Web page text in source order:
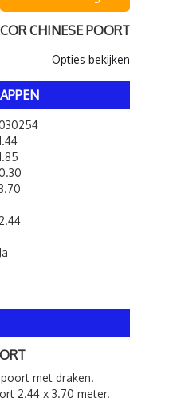
CHINESE POORT
Opties bekijken
2.44
Ja
met draken.
2.44 x 3.70 meter.